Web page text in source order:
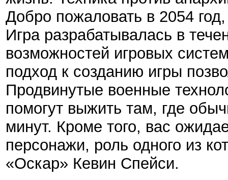
Добро пожаловать в 2054
Игра разрабатывалась в
возможностей игровых
подход к созданию игры
Продвинутые военные
помогут выжить там, где
минут. Кроме того, вас
персонажи, роль одного из
«Оскар» Кевин Спейси.